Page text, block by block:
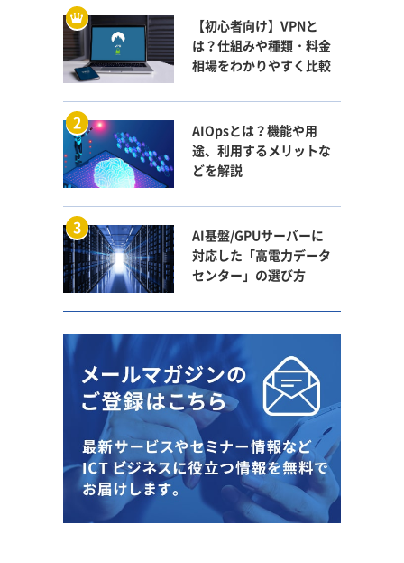
【初心者向け】VPNと
は？仕組みや種類・料金
相場をわかりやすく比較
AIOpsとは？機能や用
途、利用するメリットな
どを解説
AI基盤/GPUサーバーに
対応した「高電力データ
センター」の選び方